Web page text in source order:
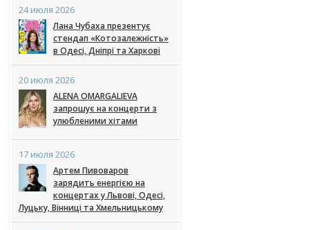
24 июля 2026
Лана Чубаха презентує
стендап «Котозалежність»
в Одесі, Дніпрі та Харкові
20 июля 2026
ALENA OMARGALIEVA
запрошує на концерти з
улюбленими хітами
17 июля 2026
Артем Пивоваров
зарядить енергією на
концертах у Львові, Одесі,
Луцьку, Вінниці та Хмельницькому